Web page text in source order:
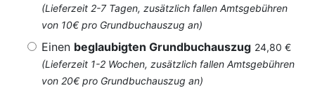
(Lieferzeit 2-7 Tagen, zusätzlich fallen Amtsgebühren
von 10€ pro Grundbuchauszug an)
Einen beglaubigten Grundbuchauszug 24,80 €
(Lieferzeit 1-2 Wochen, zusätzlich fallen Amtsgebühren
von 20€ pro Grundbuchauszug an)